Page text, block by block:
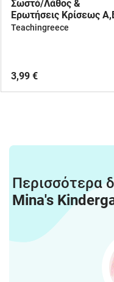
Σωστό/Λάθος &
Ερωτήσεις Κρίσεως
Ενότητα [Ιστορία ΣΤ
Teachingreece
3,99 €
Περισσότερα
Mina's